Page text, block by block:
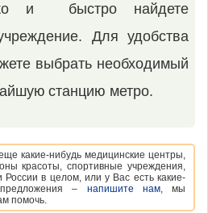
и быстро найдете
Для удобства
выбрать необходимый
станцию метро.
какие-нибудь медицинские центры,
красоты, спортивные учреждения,
в целом, или у Вас есть какие-
– напишите нам, мы
помочь.